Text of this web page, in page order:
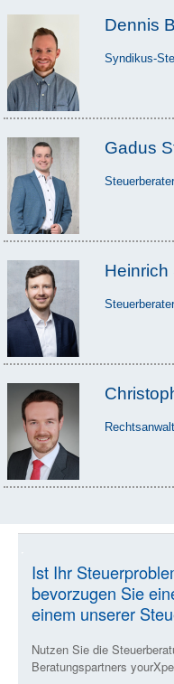
Dennis
Syndikus-
Gadus
Steuerberater
Heinrich
Steuerberater